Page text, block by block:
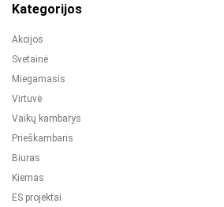
Kategorijos
Akcijos
Svetainė
Miegamasis
Virtuvė
Vaikų kambarys
Prieškambaris
Biuras
Kiemas
ES projektai